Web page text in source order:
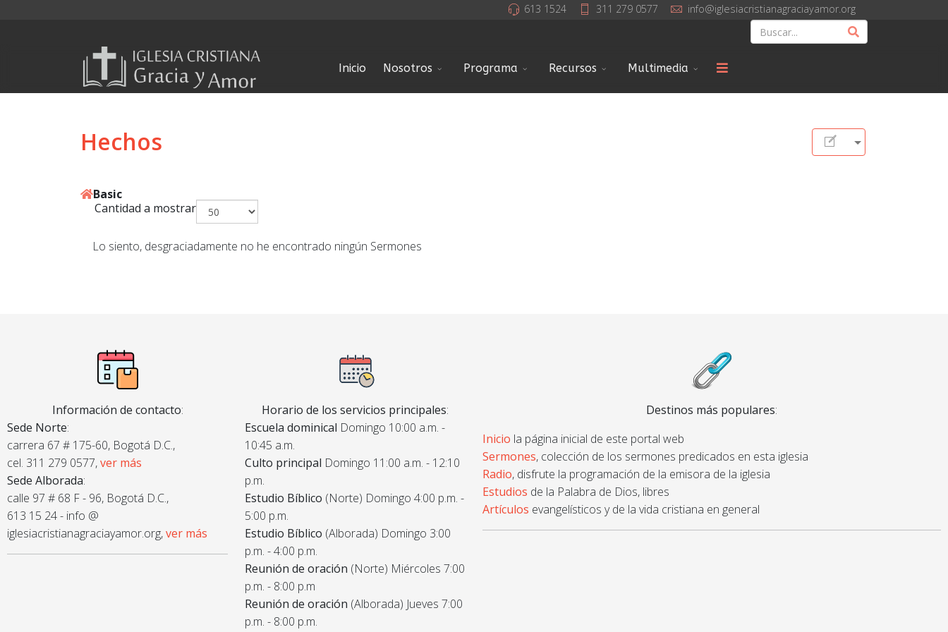
613 1524 311 279 0577 info@iglesiacristianagraciayamor.org
Inicio Nosotros Programa Recursos Multimedia
Hechos
Basic
Cantidad a mostrar
Lo siento, desgraciadamente no he encontrado ningún Sermones
Información de contacto:
Sede Norte:
carrera 67 # 175-60, Bogotá D.C.,
cel. 311 279 0577,ver más
Sede Alborada:
calle 97 # 68 F - 96, Bogotá D.C.,
613 15 24 - info @
iglesiacristianagraciayamor.org,ver más
Horario de los servicios principales:
Escuela dominical Domingo 10:00 a.m. -
10:45 a.m.
Culto principal Domingo 11:00 a.m. - 12:10
p.m.
Estudio Bíblico (Norte) Domingo 4:00 p.m. -
5:00 p.m.
Estudio Bíblico (Alborada) Domingo 3:00
p.m. - 4:00 p.m.
Reunión de oración (Norte) Miércoles 7:00
p.m. - 8:00 p.m
Reunión de oración (Alborada) Jueves 7:00
p.m. - 8:00 p.m.
Destinos más populares:
Inicio la página inicial de este portal web
Sermones, colección de los sermones predicados en esta iglesia
Radio, disfrute la programación de la emisora de la iglesia
Estudios de la Palabra de Dios, libres
Artículos evangelísticos y de la vida cristiana en general